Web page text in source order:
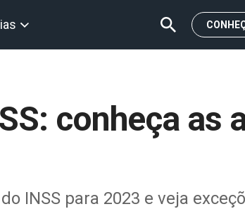
conheça as
INSS para 2023 e veja